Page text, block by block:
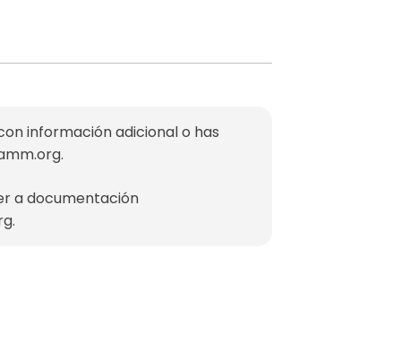
información adicional o has
.
a documentación
.